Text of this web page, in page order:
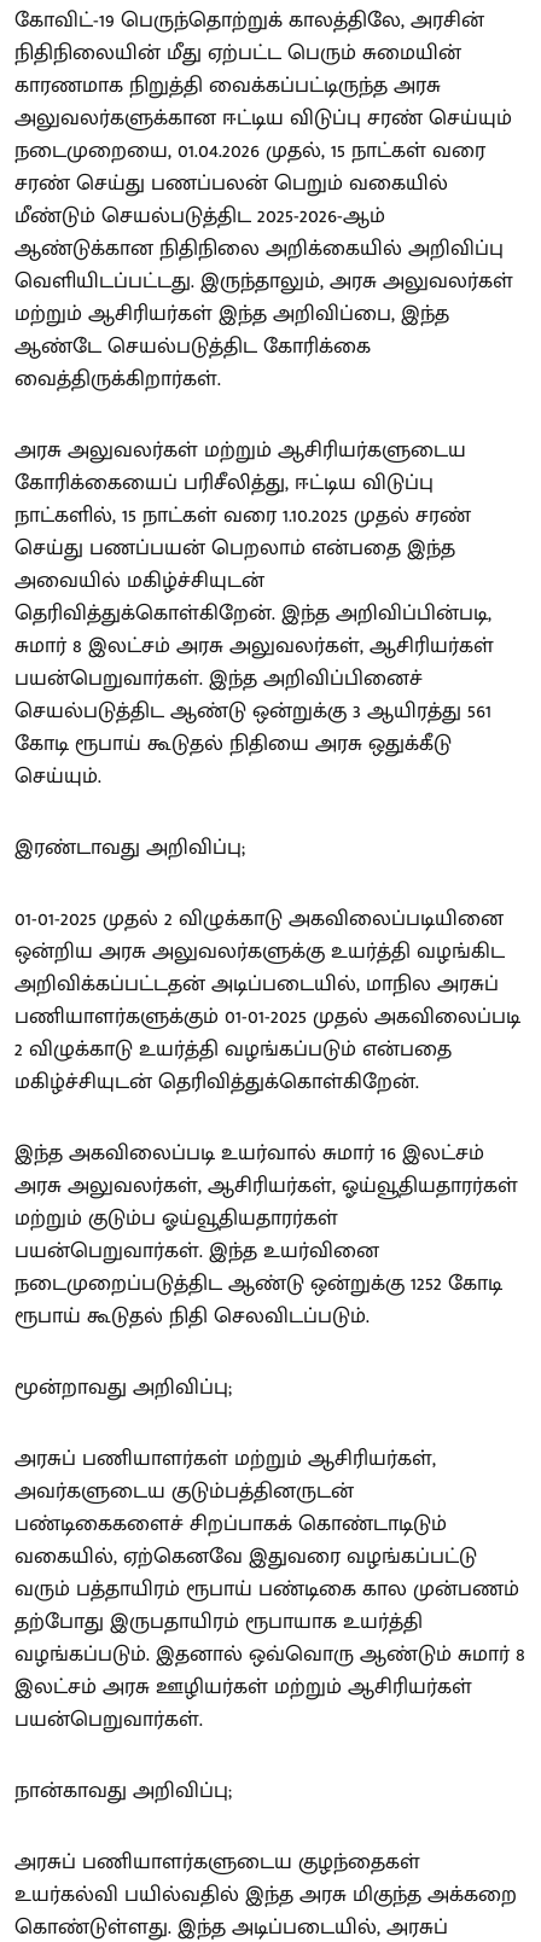
கோவிட்-19 பெருந்தொற்றுக் காலத்திலே, அரசின்
நிதிநிலையின் மீது ஏற்பட்ட பெரும் சுமையின்
காரணமாக நிறுத்தி வைக்கப்பட்டிருந்த அரசு
அலுவலர்களுக்கான ஈட்டிய விடுப்பு சரண் செய்யும்
நடைமுறையை, 01.04.2026 முதல், 15 நாட்கள் வரை
சரண் செய்து பணப்பலன் பெறும் வகையில்
மீண்டும் செயல்படுத்திட 2025-2026-ஆம்
ஆண்டுக்கான நிதிநிலை அறிக்கையில் அறிவிப்பு
வெளியிடப்பட்டது. இருந்தாலும், அரசு அலுவலர்கள்
மற்றும் ஆசிரியர்கள் இந்த அறிவிப்பை, இந்த
ஆண்டே செயல்படுத்திட கோரிக்கை
வைத்திருக்கிறார்கள்.
அரசு அலுவலர்கள் மற்றும் ஆசிரியர்களுடைய
கோரிக்கையைப் பரிசீலித்து, ஈட்டிய விடுப்பு
நாட்களில், 15 நாட்கள் வரை 1.10.2025 முதல் சரண்
செய்து பணப்பயன் பெறலாம் என்பதை இந்த
அவையில் மகிழ்ச்சியுடன்
தெரிவித்துக்கொள்கிறேன். இந்த அறிவிப்பின்படி,
சுமார் 8 இலட்சம் அரசு அலுவலர்கள், ஆசிரியர்கள்
பயன்பெறுவார்கள். இந்த அறிவிப்பினைச்
செயல்படுத்திட ஆண்டு ஒன்றுக்கு 3 ஆயிரத்து 561
கோடி ரூபாய் கூடுதல் நிதியை அரசு ஒதுக்கீடு
செய்யும்.
இரண்டாவது அறிவிப்பு;
01-01-2025 முதல் 2 விழுக்காடு அகவிலைப்படியினை
ஒன்றிய அரசு அலுவலர்களுக்கு உயர்த்தி வழங்கிட
அறிவிக்கப்பட்டதன் அடிப்படையில், மாநில அரசுப்
பணியாளர்களுக்கும் 01-01-2025 முதல் அகவிலைப்படி
2 விழுக்காடு உயர்த்தி வழங்கப்படும் என்பதை
மகிழ்ச்சியுடன் தெரிவித்துக்கொள்கிறேன்.
இந்த அகவிலைப்படி உயர்வால் சுமார் 16 இலட்சம்
அரசு அலுவலர்கள், ஆசிரியர்கள், ஓய்வூதியதாரர்கள்
மற்றும் குடும்ப ஓய்வூதியதாரர்கள்
பயன்பெறுவார்கள். இந்த உயர்வினை
நடைமுறைப்படுத்திட ஆண்டு ஒன்றுக்கு 1252 கோடி
ரூபாய் கூடுதல் நிதி செலவிடப்படும்.
மூன்றாவது அறிவிப்பு;
அரசுப் பணியாளர்கள் மற்றும் ஆசிரியர்கள்,
அவர்களுடைய குடும்பத்தினருடன்
பண்டிகைகளைச் சிறப்பாகக் கொண்டாடிடும்
வகையில், ஏற்கெனவே இதுவரை வழங்கப்பட்டு
வரும் பத்தாயிரம் ரூபாய் பண்டிகை கால முன்பணம்
தற்போது இருபதாயிரம் ரூபாயாக உயர்த்தி
வழங்கப்படும். இதனால் ஒவ்வொரு ஆண்டும் சுமார் 8
இலட்சம் அரசு ஊழியர்கள் மற்றும் ஆசிரியர்கள்
பயன்பெறுவார்கள்.
நான்காவது அறிவிப்பு;
அரசுப் பணியாளர்களுடைய குழந்தைகள்
உயர்கல்வி பயில்வதில் இந்த அரசு மிகுந்த அக்கறை
கொண்டுள்ளது. இந்த அடிப்படையில், அரசுப்